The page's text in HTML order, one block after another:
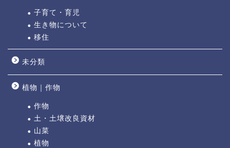
子育て・育児
生き物について
移住
未分類
植物｜作物
作物
土・土壌改良資材
山菜
植物